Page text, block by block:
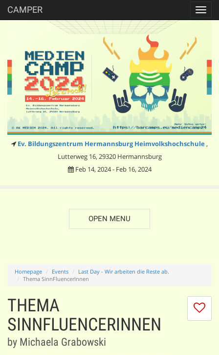
CAMPER
Ev. Bildungszentrum Hermannsburg Heimvolkshochschule ,
Lutterweg 16, 29320 Hermannsburg
Feb 14, 2024 - Feb 16, 2024
OPEN MENU
Homepage Events
Last Day - Wir arbeiten die Reste ab.
Thema SinnFluencerInnen
I
THEMA
SINNFLUENCERINNEN
by Michaela Grabowski